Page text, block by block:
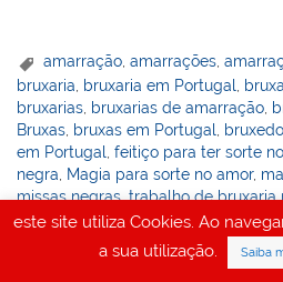
amarração,amarrações,
bruxaria
bruxaria em Portugal
bruxarias bruxarias de amarração
Bruxas bruxas em Portugal
em Portugal ,feitiço para ter sorte
negra
Magia para sorte no amor,
missas negras,trabalho de bruxaria
trabalho de magia para ter sorte no
trabalhos de magia,
este site utiliza Cookies. Ao
a sua utilização.
Saiba